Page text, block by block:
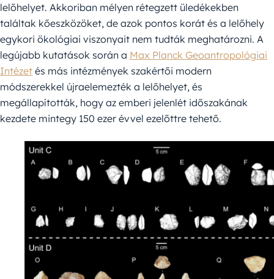
lelőhelyet. Akkoriban mélyen rétegzett üledékekben
találtak kőeszközöket, de azok pontos korát és a lelőhely
egykori ökológiai viszonyait nem tudták meghatározni. A
legújabb kutatások során a Max Planck Geoantropológiai
Intézet és más intézmények szakértői modern
módszerekkel újraelemezték a lelőhelyet, és
megállapították, hogy az emberi jelenlét időszakának
kezdete mintegy 150 ezer évvel ezelőttre tehető.